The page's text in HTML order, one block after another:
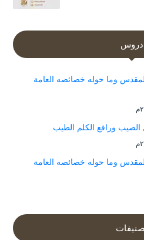
دروس
وما حوله خصائصه العامة
ورافع الكلم الطيب
وما حوله خصائصه العامة